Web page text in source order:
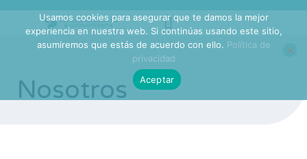
Nosotros
Usamos cookies para asegurar que te damos la mejor
experiencia en nuestra web. Si continúas usando este sitio,
asumiremos que estás de acuerdo con ello. Política de
privacidad
Aceptar